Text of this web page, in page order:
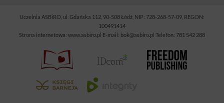
Uczelnia ASBiRO, ul. Gdańska 112, 90-508 Łódź, NIP: 728-268-57-09, REGON:
100491414
Strona internetowa: www.asbiro.pl E-mail: bok@asbiro.pl Telefon: 781 542 288